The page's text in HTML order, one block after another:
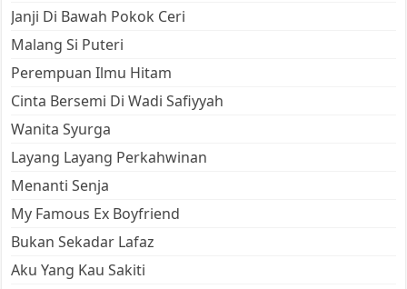
Janji Di Bawah Pokok Ceri
Malang Si Puteri
Perempuan Ilmu Hitam
Cinta Bersemi Di Wadi Safiyyah
Wanita Syurga
Layang Layang Perkahwinan
Menanti Senja
My Famous Ex Boyfriend
Bukan Sekadar Lafaz
Aku Yang Kau Sakiti